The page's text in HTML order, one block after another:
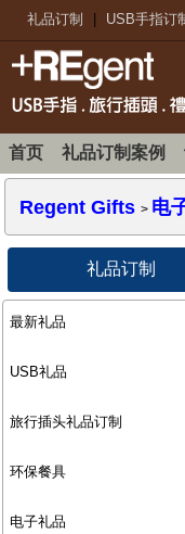
礼品订制 USB手指订
首页 礼品订制案例
Regent Gifts > 电
礼品订制
最新礼品
USB礼品
旅行插头礼品订制
环保餐具
电子礼品